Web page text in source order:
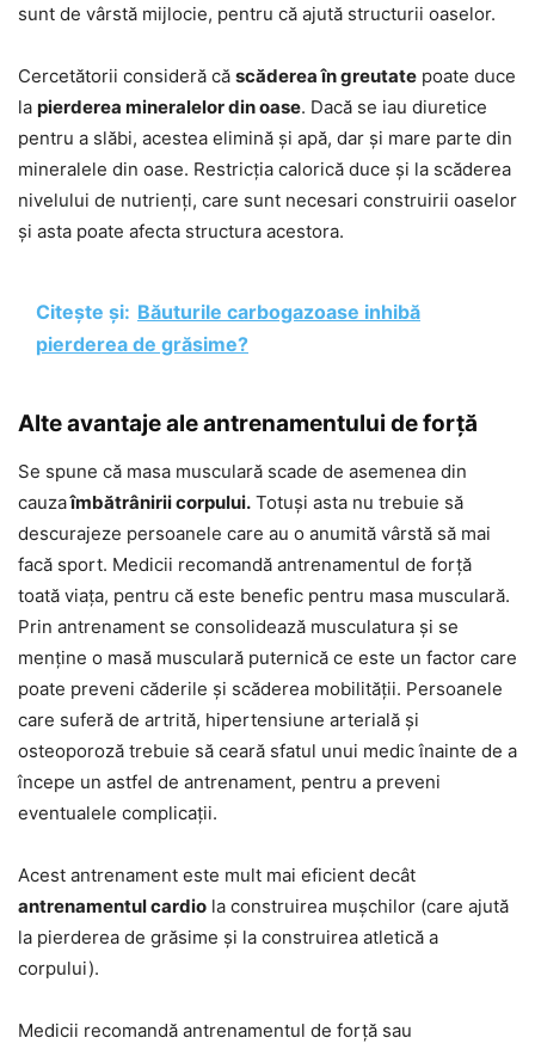
sunt de vârstă mijlocie, pentru că ajută structurii oaselor.
Cercetătorii consideră că scăderea în greutate poate duce
la pierderea mineralelor din oase. Dacă se iau diuretice
pentru a slăbi, acestea elimină și apă, dar și mare parte din
mineralele din oase. Restricția calorică duce și la scăderea
nivelului de nutrienți, care sunt necesari construirii oaselor
și asta poate afecta structura acestora.
Citește și: Băuturile carbogazoase inhibă
pierderea de grăsime?
Alte avantaje ale antrenamentului de forță
Se spune că masa musculară scade de asemenea din
cauzaîmbătrânirii corpului. Totuși asta nu trebuie să
descurajeze persoanele care au o anumită vârstă să mai
facă sport. Medicii recomandă antrenamentul de forță
toată viața, pentru că este benefic pentru masa musculară.
Prin antrenament se consolidează musculatura și se
menține o masă musculară puternică ce este un factor care
poate preveni căderile și scăderea mobilității. Persoanele
care suferă de artrită, hipertensiune arterială și
osteoporoză trebuie să ceară sfatul unui medic înainte de a
începe un astfel de antrenament, pentru a preveni
eventualele complicații.
Acest antrenament este mult mai eficient decât
antrenamentul cardio la construirea mușchilor (care ajută
la pierderea de grăsime și la construirea atletică a
corpului).
Medicii recomandă antrenamentul de forță sau